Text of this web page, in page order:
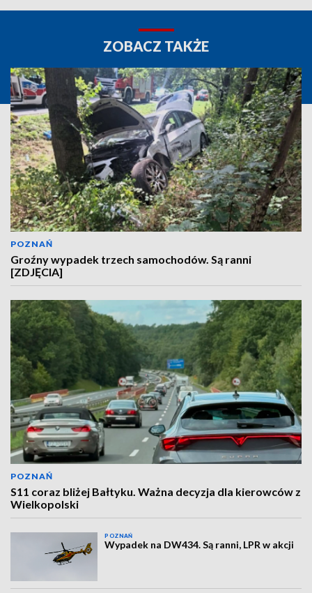
ZOBACZ TAKŻE
POZNAŃ
Groźny wypadek trzech samochodów. Są ranni
[ZDJĘCIA]
POZNAŃ
S11 coraz bliżej Bałtyku. Ważna decyzja dla kierowców z
Wielkopolski
POZNAŃ
Wypadek na DW434. Są ranni, LPR w akcji